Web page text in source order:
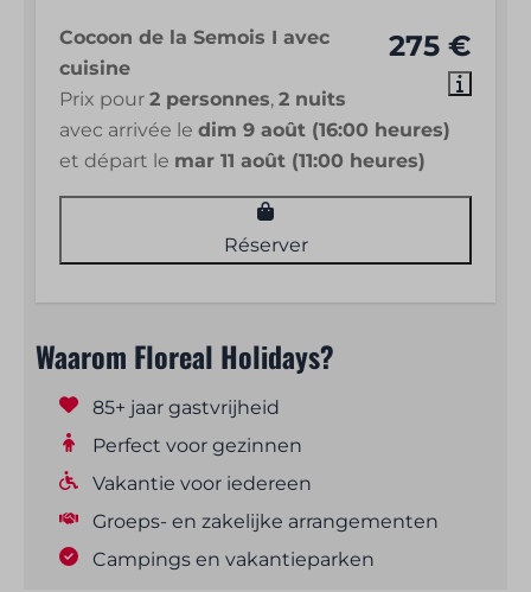
275 €
Cocoon de la Semois I avec
cuisine
Prix pour 2 personnes, 2 nuits
avec arrivée le dim 9 août (16:00 heures)
et départ le mar 11 août (11:00 heures)
Réserver
Waarom Floreal Holidays?
85+ jaar gastvrijheid
Perfect voor gezinnen
Vakantie voor iedereen
Groeps- en zakelijke arrangementen
Campings en vakantieparken